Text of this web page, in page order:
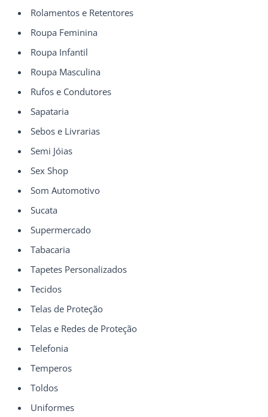
Rolamentos e Retentores
Roupa Feminina
Roupa Infantil
Roupa Masculina
Rufos e Condutores
Sapataria
Sebos e Livrarias
Semi Jóias
Sex Shop
Som Automotivo
Sucata
Supermercado
Tabacaria
Tapetes Personalizados
Tecidos
Telas de Proteção
Telas e Redes de Proteção
Telefonia
Temperos
Toldos
Uniformes